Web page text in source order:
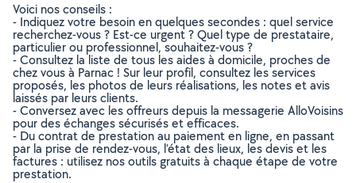
Voici nos conseils :
- Indiquez votre besoin en quelques secondes : quel service
recherchez-vous ? Est-ce urgent ? Quel type de prestataire,
particulier ou professionnel, souhaitez-vous ?
- Consultez la liste de tous les aides à domicile, proches de
chez vous à Parnac ! Sur leur profil, consultez les services
proposés, les photos de leurs réalisations, les notes et avis
laissés par leurs clients.
- Conversez avec les offreurs depuis la messagerie AlloVoisins
pour des échanges sécurisés et efficaces.
- Du contrat de prestation au paiement en ligne, en passant
par la prise de rendez-vous, l’état des lieux, les devis et les
factures : utilisez nos outils gratuits à chaque étape de votre
prestation.